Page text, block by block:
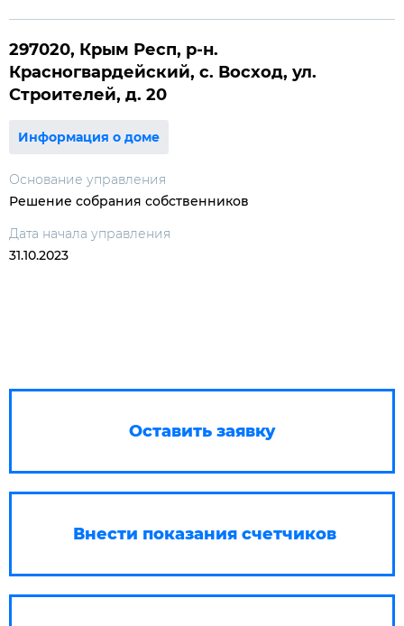
297020, Крым Респ, р-н.
Красногвардейский, с. Восход, ул.
Строителей, д. 20
Информация о доме
Основание управления
Решение собрания собственников
Дата начала управления
31.10.2023
Оставить заявку
Внести показания счетчиков